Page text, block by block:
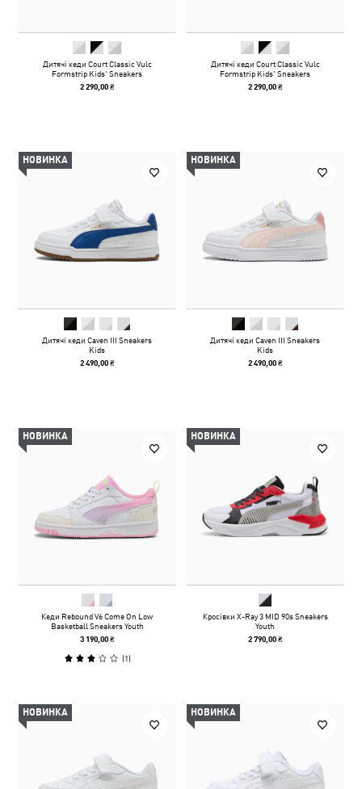
Дитячі кеди Court Classic Vulc
Formstrip Kids' Sneakers
2 290,00 ₴
Дитячі кеди Court Classic Vulc
Formstrip Kids' Sneakers
2 290,00 ₴
НОВИНКА
Дитячі кеди Caven III Sneakers
Kids
2 490,00 ₴
НОВИНКА
Дитячі кеди Caven III Sneakers
Kids
2 490,00 ₴
НОВИНКА
Кеди Rebound V6 Come On Low
Basketball Sneakers Youth
3 190,00 ₴
(1)
НОВИНКА
Кросівки X-Ray 3 MID 90s Sneakers
Youth
2 790,00 ₴
НОВИНКА НОВИНКА